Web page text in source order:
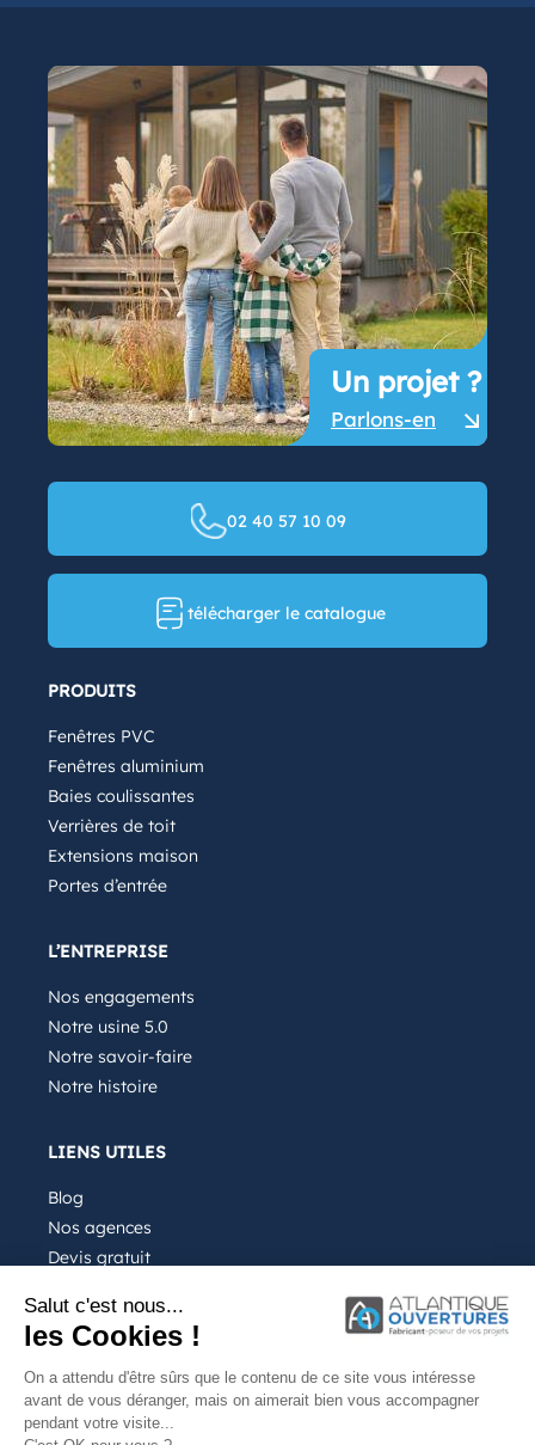
Un projet ?
Parlons-en
PRODUITS
Fenêtres PVC
Fenêtres aluminium
Baies coulissantes
Verrières de toit
Extensions maison
Portes d’entrée
L’ENTREPRISE
Nos engagements
Notre usine 5.0
Notre savoir-faire
Notre histoire
02 40 57 10 09
télécharger le catalogue
LIENS UTILES
Blog
Nos agences
Devis gratuit
FAQ
Salut c'est nous...
les Cookies !
On a attendu d'être sûrs que le contenu de ce site vous intéresse
avant de vous déranger, mais on aimerait bien vous accompagner
pendant votre visite...